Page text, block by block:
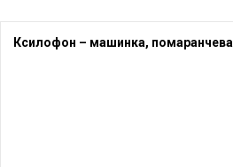
Ксилофон – машинка, помаранчева